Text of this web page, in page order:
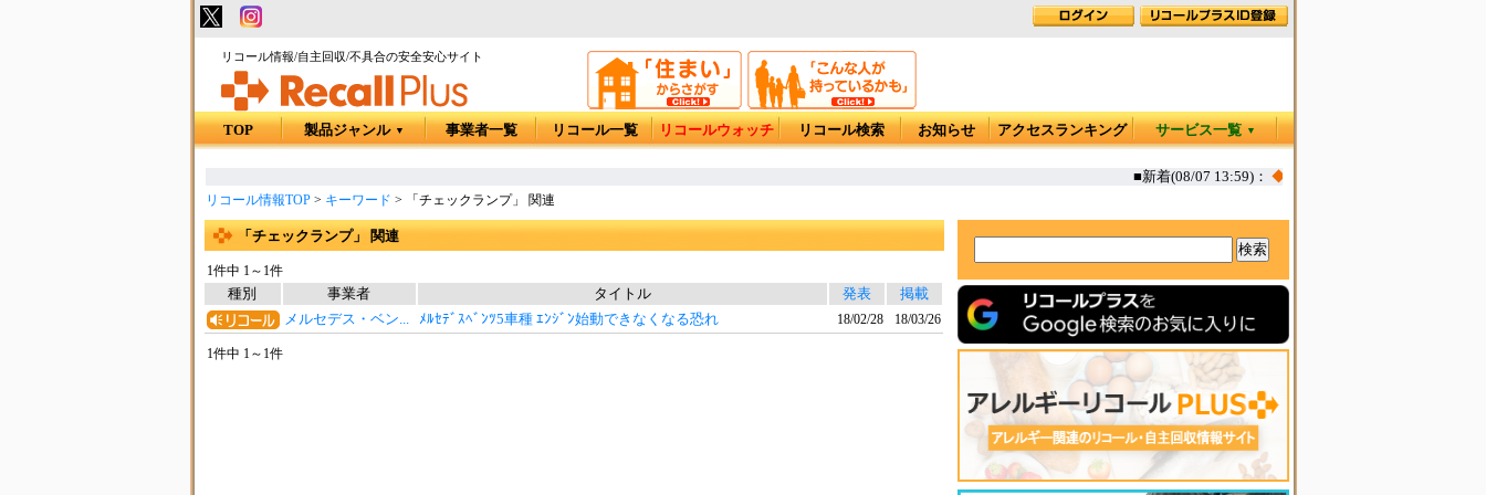
リコール情報/自主回収/不具合の安全安心サイト
TOP 製品ジャンル ▼ 事業者一覧 リコール一覧 リコールウォッチ リコール検索 お知らせ アクセスランキング サービス一覧 ▼
■新着(08/07 13:59)：◆カヤック オタリア360T 一部生
リコール情報TOP> キーワード > 「チェックランプ」 関連
「チェックランプ」 関連
1件中 1～1件
種別 事業者 タイトル 発表
掲載
メルセデス・ベン...
ﾒﾙｾﾃﾞｽﾍﾞﾝﾂ5車種 ｴﾝｼﾞﾝ始動できなくなる恐れ 18/02/28 18/03/26
1件中 1～1件